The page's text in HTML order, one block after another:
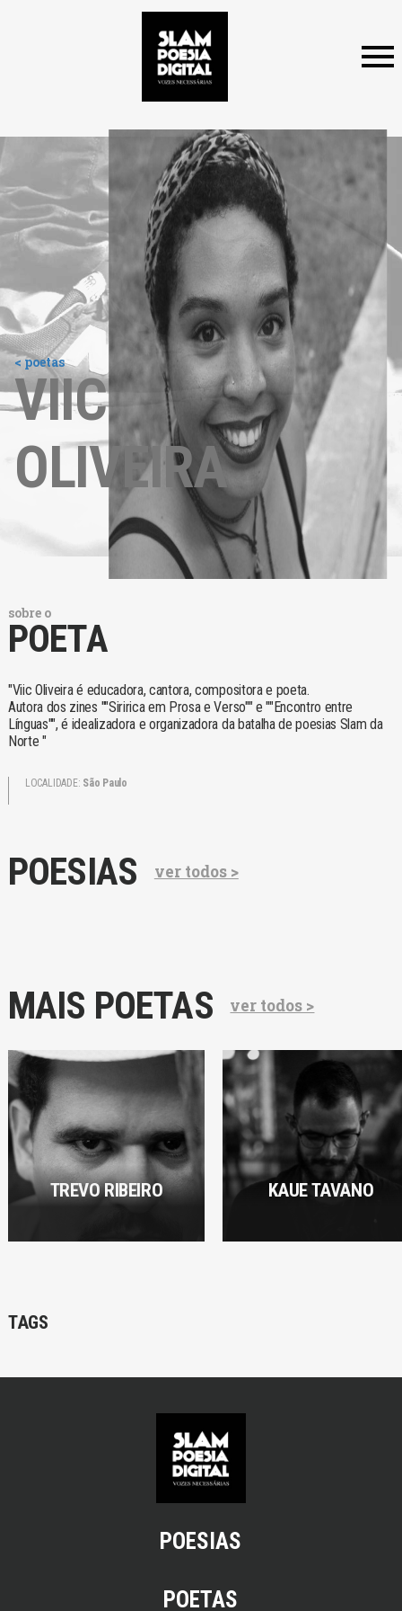
< poetas
VIIC
OLIVEIRA
sobre o
POETA
"Viic Oliveira é educadora, cantora, compositora e poeta.
Autora dos zines ""Siririca em Prosa e Verso"" e ""Encontro entre
Línguas"", é idealizadora e organizadora da batalha de poesias Slam da
Norte "
LOCALIDADE: São Paulo
POESIAS ver todos >
MAIS POETAS ver todos >
TREVO RIBEIRO KAUE TAVANO
TAGS
POESIAS
POETAS